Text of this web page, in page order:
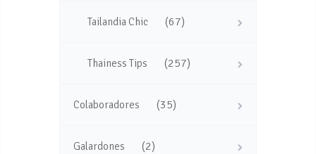
Tailandia Chic (67)
Thainess Tips (257)
Colaboradores (35)
Galardones (2)